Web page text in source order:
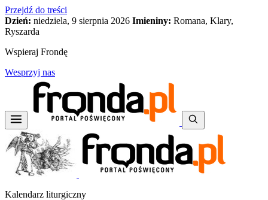
Przejdź do treści
Dzień: niedziela, 9 sierpnia 2026 Imieniny: Romana, Klary,
Ryszarda
Wspieraj Frondę
Wesprzyj nas
Kalendarz liturgiczny